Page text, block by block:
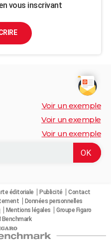
vous inscrivant
Voir un exemple
Voir un exemple
Voir un exemple
éditoriale Publicité
Contact
Données personnelles
Mentions légales
Groupe Figaro
Benchmark